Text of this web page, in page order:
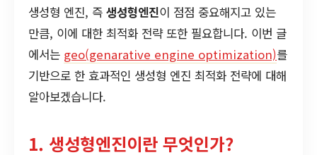
생성형 엔진, 즉 생성형엔진이 점점 중요해지고 있는
만큼, 이에 대한 최적화 전략 또한 필요합니다. 이번 글
에서는 geo(genarative engine optimization)를
기반으로 한 효과적인 생성형 엔진 최적화 전략에 대해
알아보겠습니다.
1. 생성형엔진이란 무엇인가?